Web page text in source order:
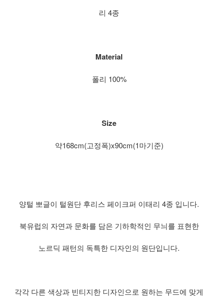
리 4종
Material
폴리 100%
Size
약168cm(고정폭)x90cm(1마기준)
양털 뽀글이 털원단 후리스 페이크퍼 이태리 4종 입니다.
북유럽의 자연과 문화를 담은 기하학적인 무늬를 표현한
노르딕 패턴의 독특한 디자인의 원단입니다.
각각 다른 색상과 빈티지한 디자인으로 원하는 무드에 맞게